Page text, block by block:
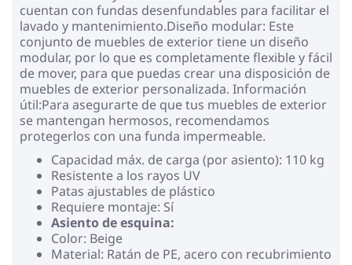
cuentan con fundas desenfundables para facilitar el
lavado y mantenimiento.Diseño modular: Este
conjunto de muebles de exterior tiene un diseño
modular, por lo que es completamente flexible y fácil
de mover, para que puedas crear una disposición de
muebles de exterior personalizada. Información
útil:Para asegurarte de que tus muebles de exterior
se mantengan hermosos, recomendamos
protegerlos con una funda impermeable.
Capacidad máx. de carga (por asiento): 110 kg
Resistente a los rayos UV
Patas ajustables de plástico
Requiere montaje: Sí
Asiento de esquina:
Color: Beige
Material: Ratán de PE, acero con recubrimiento